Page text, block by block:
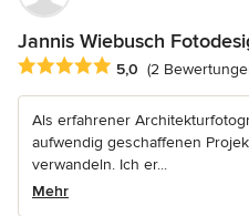
Jannis Wiebusch
Durchschnittliche Bewertung:
5,0 (2
Als erfahrener
aufwendig geschaffenen
verwandeln. Ich er...
Mehr